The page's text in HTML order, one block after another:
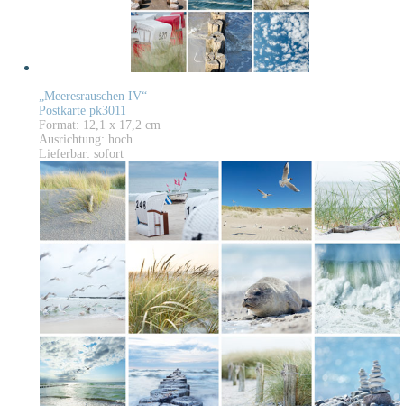
„Meeresrauschen IV“
Postkarte pk3011
Format: 12,1 x 17,2 cm
Ausrichtung: hoch
Lieferbar: sofort